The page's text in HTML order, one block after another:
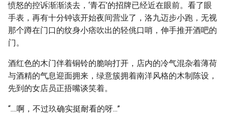
愤怒的控诉渐渐淡去，‘青石’的招牌已经近在眼前。看了眼
手表，再有十分钟该开始夜间营业了，洛九迈步小跑，无视
那个蹲在门口的纹身小痞吹出的轻佻口哨，伸手推开酒吧的
门。
酒红色的木门伴着铜铃的脆响打开，店内的冷气混杂着薄荷
与酒精的气息迎面拥来，绿意簇拥着南洋风格的木制陈设，
先到的女店员正捂嘴谈笑着。
“....啊，不过玖确实挺耐看的呀...”